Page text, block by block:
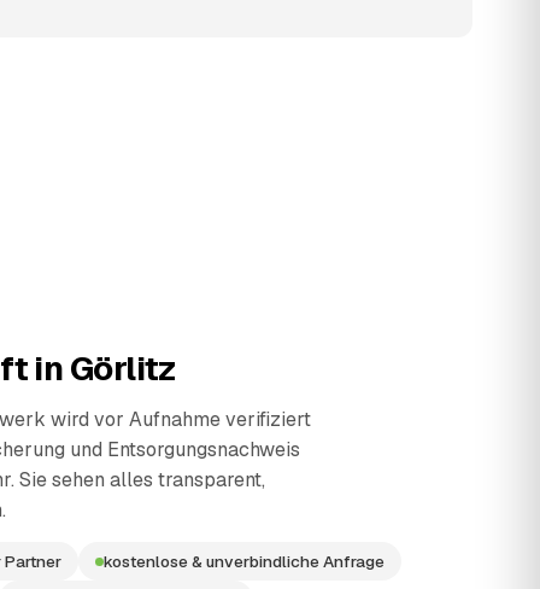
inGörlitz
wird vor Aufnahme verifiziert
und Entsorgungsnachweis
Sie sehen alles transparent,
Partner kostenlose & unverbindliche Anfrage